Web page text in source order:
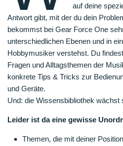
auf deine
Antwort gibt, mit der du dein
bekommst bei Gear Force One
unterschiedlichen Ebenen und in
Hobbymusiker verstehst. Du
Fragen und Alltagsthemen der
konkrete Tips & Tricks zur
und Geräte.
Und: die Wissensbibliothek wächst
Leider ist da eine gewisse
Themen, die mit deiner